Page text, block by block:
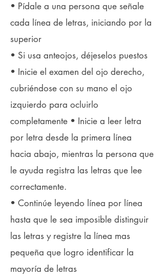
• Pídale a una persona que señale
cada línea de letras, iniciando por la
superior
• Si usa anteojos, déjeselos puestos
• Inicie el examen del ojo derecho,
cubriéndose con su mano el ojo
izquierdo para ocluirlo
completamente • Inicie a leer letra
por letra desde la primera línea
hacia abajo, mientras la persona que
le ayuda registra las letras que lee
correctamente.
• Continúe leyendo línea por línea
hasta que le sea imposible distinguir
las letras y registre la línea mas
pequeña que logro identificar la
mayoría de letras